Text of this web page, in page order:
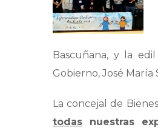
Bascuñana, y la
Gobierno, José María
La concejal de
todas nuestras